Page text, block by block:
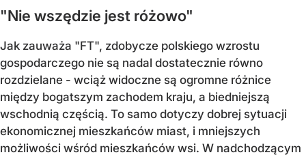
"Nie wszędzie jest różowo"
Jak zauważa "FT", zdobycze polskiego wzrostu
gospodarczego nie są nadal dostatecznie równo
rozdzielane - wciąż widoczne są ogromne różnice
między bogatszym zachodem kraju, a biedniejszą
wschodnią częścią. To samo dotyczy dobrej sytuacji
ekonomicznej mieszkańców miast, i mniejszych
możliwości wśród mieszkańców wsi. W nadchodzącym